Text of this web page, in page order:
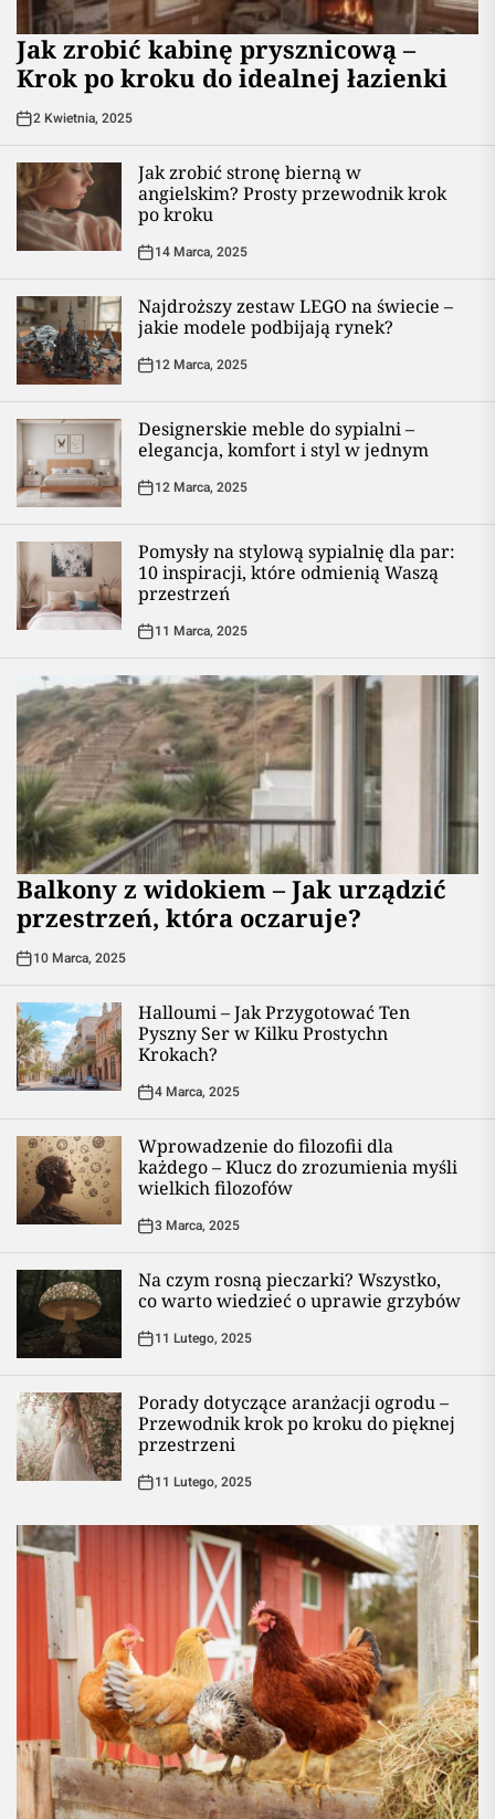
Jak zrobić kabinę prysznicową –
Krok po kroku do idealnej łazienki
2 Kwietnia, 2025
Jak zrobić stronę bierną w
angielskim? Prosty przewodnik krok
po kroku
14 Marca, 2025
Najdroższy zestaw LEGO na świecie –
jakie modele podbijają rynek?
12 Marca, 2025
Designerskie meble do sypialni –
elegancja, komfort i styl w jednym
12 Marca, 2025
Pomysły na stylową sypialnię dla par:
10 inspiracji, które odmienią Waszą
przestrzeń
11 Marca, 2025
Balkony z widokiem – Jak urządzić
przestrzeń, która oczaruje?
10 Marca, 2025
Halloumi – Jak Przygotować Ten
Pyszny Ser w Kilku Prostychn
Krokach?
4 Marca, 2025
Wprowadzenie do filozofii dla
każdego – Klucz do zrozumienia myśli
wielkich filozofów
3 Marca, 2025
Na czym rosną pieczarki? Wszystko,
co warto wiedzieć o uprawie grzybów
11 Lutego, 2025
Porady dotyczące aranżacji ogrodu –
Przewodnik krok po kroku do pięknej
przestrzeni
11 Lutego, 2025